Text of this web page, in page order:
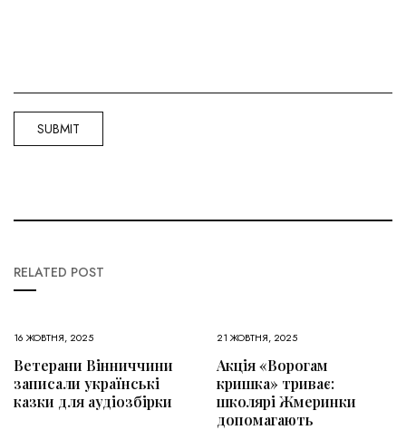
RELATED POST
16 ЖОВТНЯ, 2025
Ветерани Вінниччини
записали українські
казки для аудіозбірки
21 ЖОВТНЯ, 2025
Акція «Ворогам
кришка» триває:
школярі Жмеринки
допомагають